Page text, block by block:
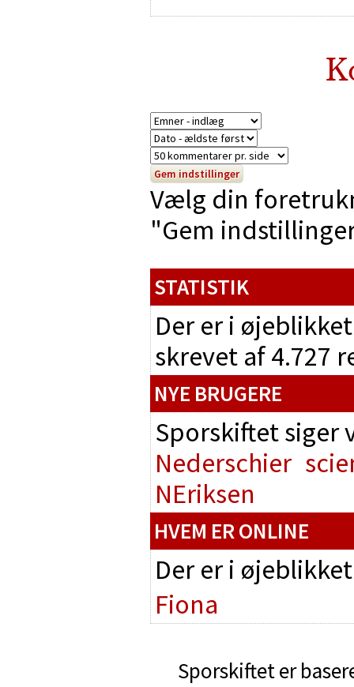
Vælg din
"Gem
STATISTIK
Der er i
skrevet af 4.727
NYE BRUGERE
Sporskiftet
Nederschier
NEriksen
HVEM ER ONLINE
Der er i
Fiona
Sporskiftet er